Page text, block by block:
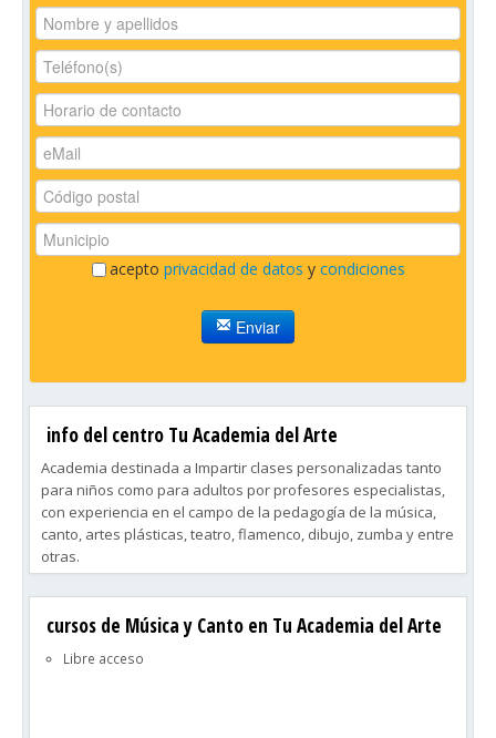
acepto privacidad de datos y condiciones
Enviar
info del centro Tu Academia del Arte
Academia destinada a Impartir clases personalizadas tanto
para niños como para adultos por profesores especialistas,
con experiencia en el campo de la pedagogía de la música,
canto, artes plásticas, teatro, flamenco, dibujo, zumba y entre
otras.
cursos de Música y Canto en Tu Academia del Arte
Libre acceso